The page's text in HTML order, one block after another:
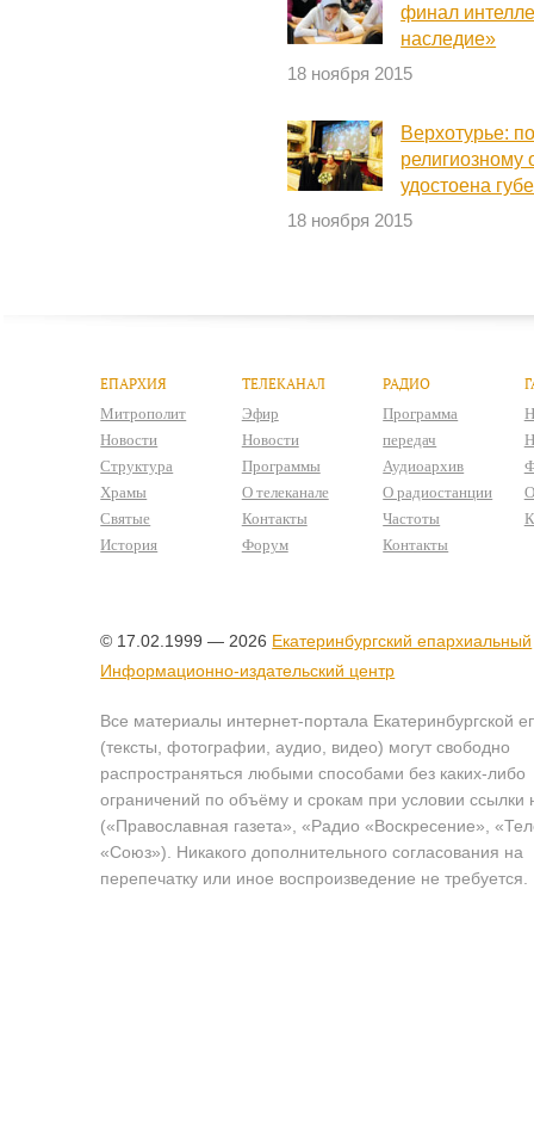
финал
наследие»
18 ноября 2015
Верхотурье:
религиозному
удостоена
18 ноября 2015
ЕПАРХИЯ
Митрополит
Новости
Структура
Храмы
Святые
История
ТЕЛЕКАНАЛ
Эфир
Новости
Программы
О телеканале
Контакты
Форум
РАДИО
Программа
передач
Аудиоархив
О радиостанции
Частоты
Контакты
© 17.02.1999 — 2026 Екатеринбургский епархиальный
Информационно-издательский центр
Все материалы интернет-портала Екатеринбургской
(тексты, фотографии, аудио, видео) могут свободно
распространяться любыми способами без каких-либо
ограничений по объёму и срокам при условии ссылки
(«Православная газета», «Радио «Воскресение»,
«Союз»). Никакого дополнительного согласования на
перепечатку или иное воспроизведение не требуется.